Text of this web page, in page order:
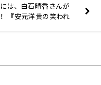
は、白石晴香さんが
『安元洋貴の笑われ